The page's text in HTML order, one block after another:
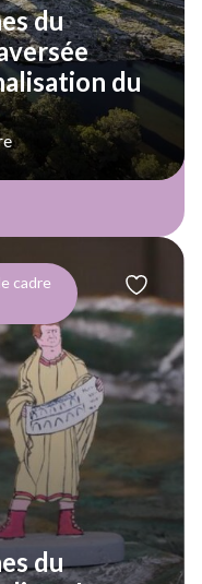
du
du
du
cadre